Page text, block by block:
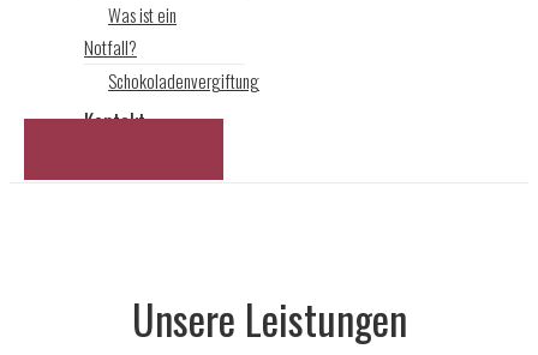
Was ist ein
Notfall?
Schokoladenvergiftung
Kontakt
Unsere Leistungen